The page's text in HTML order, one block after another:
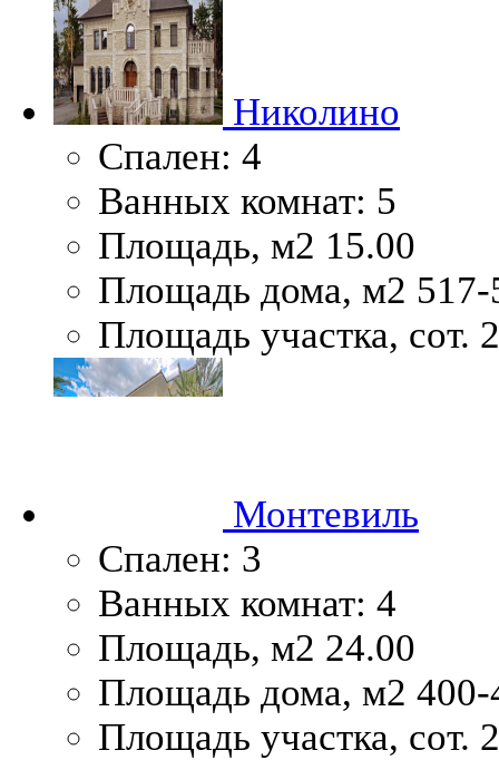
Николино
Спален: 4
Ванных комнат: 5
Площадь, м2 15.00
Площадь дома, м2
Площадь участка, сот.
Монтевиль
Спален: 3
Ванных комнат: 4
Площадь, м2 24.00
Площадь дома, м2 400-
Площадь участка, сот.